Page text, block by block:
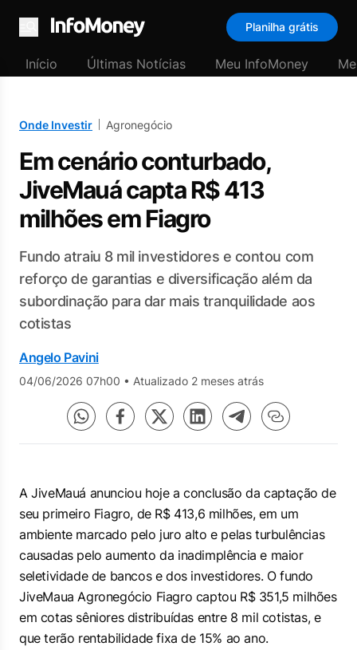
Menu
Planilha grátis
Início Últimas Notícias Meu InfoMoney
Onde Investir Agronegócio
Em cenário conturbado,
JiveMauá capta R$ 413
milhões em Fiagro
Fundo atraiu 8 mil investidores e contou com
reforço de garantias e diversificação além da
subordinação para dar mais tranquilidade aos
cotistas
Angelo Pavini
04/06/2026 07h00 • Atualizado 2 meses atrás
A JiveMauá anunciou hoje a conclusão da captação de
seu primeiro Fiagro, de R$ 413,6 milhões, em um
ambiente marcado pelo juro alto e pelas turbulências
causadas pelo aumento da inadimplência e maior
seletividade de bancos e dos investidores. O fundo
JiveMaua Agronegócio Fiagro captou R$ 351,5 milhões
em cotas sêniores distribuídas entre 8 mil cotistas, e
que terão rentabilidade fixa de 15% ao ano.